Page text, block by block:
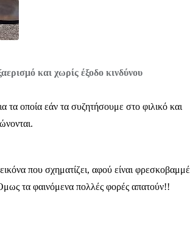
και χωρίς έξοδο κινδύνου
τα οποία εάν τα συζητήσουμε στο φιλικό και
που σχηματίζει, αφού είναι
τα φαινόμενα πολλές φορές απατούν!!